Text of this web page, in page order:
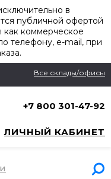
в
публичной офертой
как коммерческое
телефону, e-mail, при
Все склады/офисы
+7 800 301-47-92
ЛИЧНЫЙ КАБИНЕТ